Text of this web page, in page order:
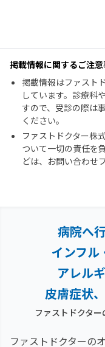
掲載情報に関するご注
掲載情報はファスト
しています。診療科
すので、受診の際は
ください。
ファストドクター株
ついて一切の責任を
どは、お問い合わせ
病院へ
インフル
アレル
皮膚症状
ファストドクター
ファストドクターの